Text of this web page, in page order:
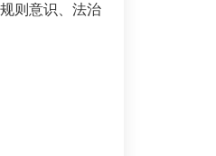
则意识、法治